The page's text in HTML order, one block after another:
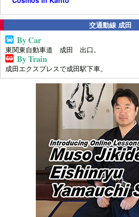
交通動線 成田
By Car
東関東自動車道 成田 出口。
By Train
成田エクスプレスで成田駅下車。